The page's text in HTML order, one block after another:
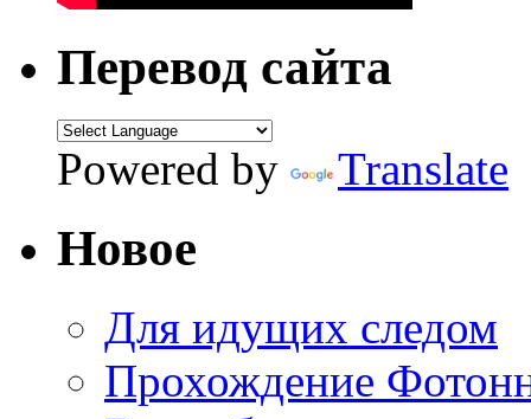
Перевод сайта
Powered by Translate
Новое
Для идущих следом
Прохождение